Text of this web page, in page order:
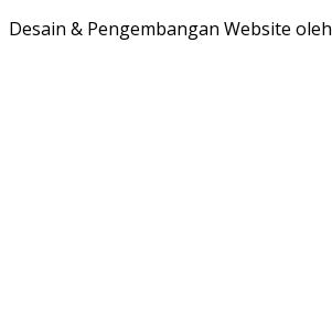
Desain & Pengembangan Website oleh